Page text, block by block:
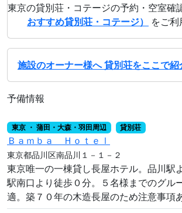
東京の貸別荘・コテージの予約・空室確
おすすめ貸別荘・コテージ）
をご利
施設のオーナー様へ 貸別荘をここで紹
予備情報
東京 ・ 蒲田・大森・羽田周辺 貸別荘
Ｂａｍｂａ Ｈｏｔｅｌ
東京都品川区南品川１－１－２
東京唯一の一棟貸し長屋ホテル。品川駅
駅南口より徒歩０分。５名様までのグル
適。築７０年の木造長屋のため注意事項